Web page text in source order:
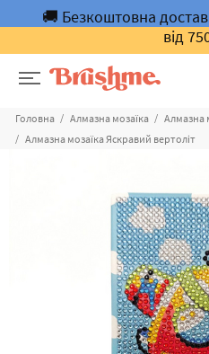
🚚 Безкоштовна
від
Головна Алмазна мозаїка
Алмазна
Алмазна мозаїка Яскравий вертоліт